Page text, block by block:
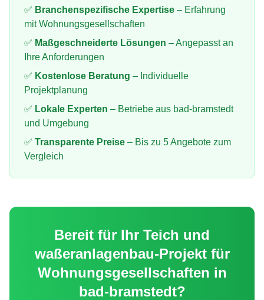
✅ Branchenspezifische Expertise – Erfahrung
mitWohnungsgesellschaften
✅ Maßgeschneiderte Lösungen – Angepasst an
Ihre Anforderungen
✅ Kostenlose Beratung – Individuelle
Projektplanung
✅ Lokale Experten – Betriebe aus bad-bramstedt
und Umgebung
✅ Transparente Preise – Bis zu 5 Angebote zum
Vergleich
Bereit für Ihr Teich und
waßeranlagenbau-Projekt für
Wohnungsgesellschaften in
bad-bramstedt?